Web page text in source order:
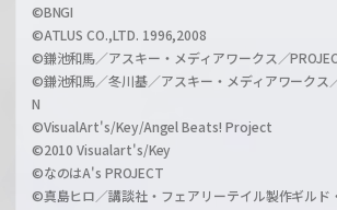
©BNGI
©ATLUS CO.,LTD. 1996,2008
©鎌池和馬／アスキー・メディアワークス／
©鎌池和馬／冬川基／アスキー・メディアワークス
N
©VisualArt's/Key/Angel Beats! Project
©2010 Visualart's/Key
©なのはA's PROJECT
©真島ヒロ／講談社・フェアリーテイル製作ギルド